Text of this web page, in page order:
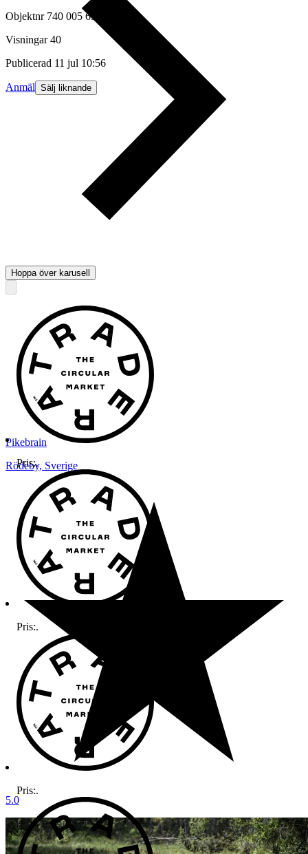
Objektnr 740 005 653
Visningar 40
Publicerad 11 jul 10:56
Anmäl Sälj liknande
Pikebrain
Rödeby, Sverige
5.0
Hoppa över karusell
Pris:.
Pris:.
Pris:.